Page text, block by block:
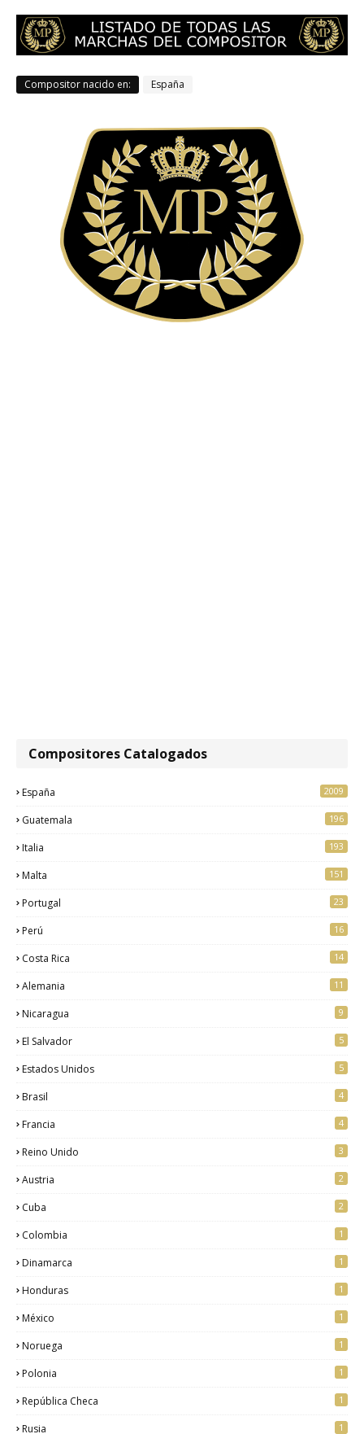
Compositor nacido en: España
Compositores Catalogados
España 2009
Guatemala 196
Italia 193
Malta 151
Portugal 23
Perú 16
Costa Rica 14
Alemania 11
Nicaragua 9
El Salvador 5
Estados Unidos 5
Brasil 4
Francia 4
Reino Unido 3
Austria 2
Cuba 2
Colombia 1
Dinamarca 1
Honduras 1
México 1
Noruega 1
Polonia 1
República Checa 1
Rusia 1